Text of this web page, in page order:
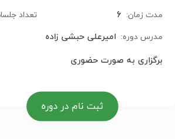
مدت زمان: 6 تعداد
مدرس دوره: امیرعلی حبشی زاده
برگزاری به صورت حضوری
ثبت نام در دوره